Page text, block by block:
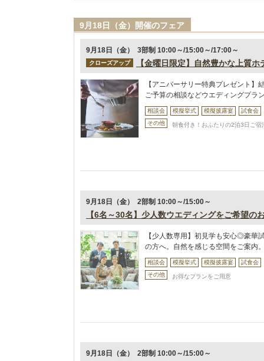
9月18日（金）開催のフェア
9月18日（金） 3部制 10:00～/15:00～/17:00～
クローズアップ 【金曜日限定】自然豊かな上質
【アニバーサリー特典プレゼント
ご予算の相談などウエディングプラ
相談会 模擬挙式 模擬披露宴
試食会
その他
朝食付き！おふたりの2泊3日ご
9月18日（金） 2部制 10:00～/15:00～
【6名～30名】少人数ウエディングをご希望の
【少人数専用】初見学も安心◎豪華
の方へ。自然を感じる空間をご案内
相談会 模擬挙式 模擬披露宴
試食会
その他
お得なプランをご用意
9月18日（金） 2部制 10:00～/15:00～